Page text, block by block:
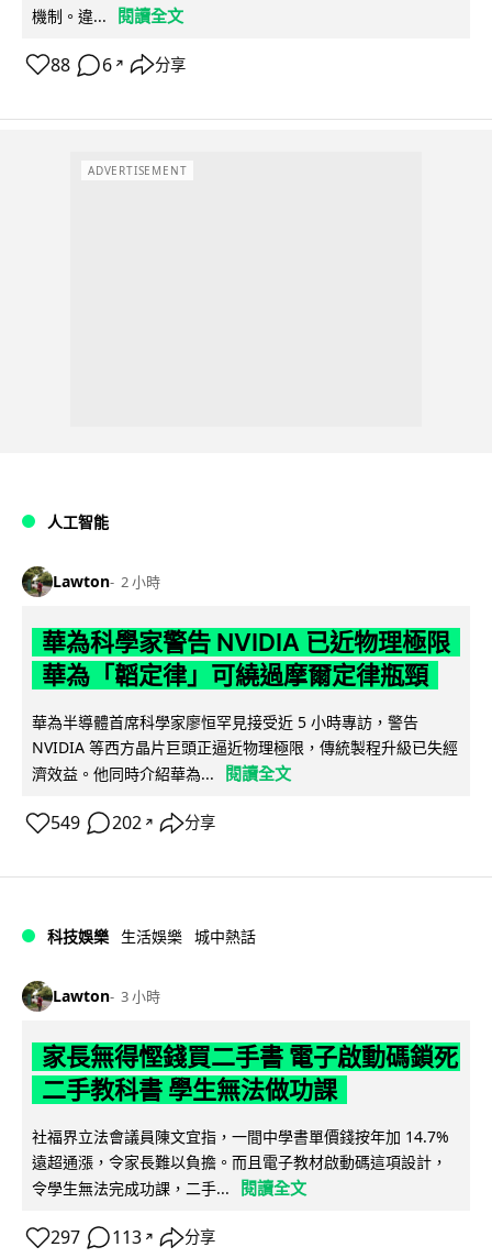
機制。違... 閱讀全文
88 6 ↗ 分享
ADVERTISEMENT
人工智能
Lawton 2 小時
華為科學家警告 NVIDIA 已近物理極限
華為「韜定律」可繞過摩爾定律瓶頸
華為半導體首席科學家廖恒罕見接受近 5 小時專訪，警告
NVIDIA 等西方晶片巨頭正逼近物理極限，傳統製程升級已失經
濟效益。他同時介紹華為...
閱讀全文
549 202 ↗ 分享
科技娛樂 生活娛樂 城中熱話
Lawton 3 小時
家長無得慳錢買二手書 電子啟動碼鎖死
二手教科書 學生無法做功課
社福界立法會議員陳文宜指，一間中學書單價錢按年加 14.7%
遠超通漲，令家長難以負擔。而且電子教材啟動碼這項設計，
令學生無法完成功課，二手...
閱讀全文
297 113 ↗ 分享